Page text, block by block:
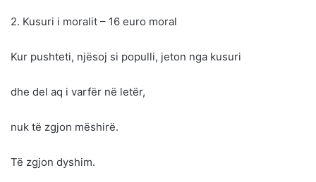
2. Kusuri i moralit – 16 euro moral
Kur pushteti, njësoj si populli, jeton nga kusuri
dhe del aq i varfër në letër,
nuk të zgjon mëshirë.
Të zgjon dyshim.